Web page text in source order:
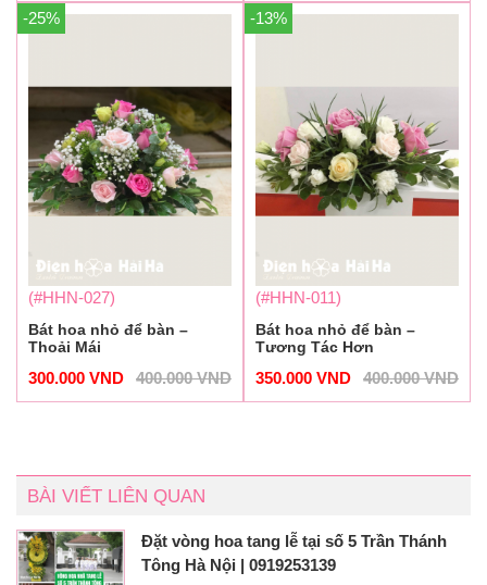
-25%
(#HHN-027)
Bát hoa nhỏ để bàn –
Thoải Mái
400.000VND
300.000 VND
-13%
(#HHN-011)
Bát hoa nhỏ để bàn –
Tương Tác Hơn
400.000VND
350.000 VND
BÀI VIẾT LIÊN QUAN
Đặt vòng hoa tang lễ tại số 5 Trần Thánh
Tông Hà Nội | 0919253139